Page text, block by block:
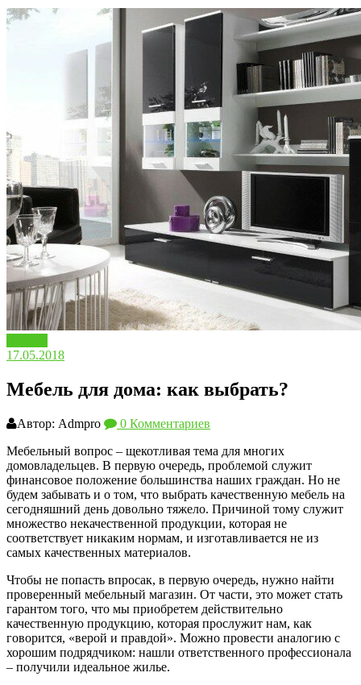
17.05.2018
Мебель для дома: как выбрать?
Автор: Admpro
0 Комментариев
Мебельный вопрос – щекотливая тема для многих
домовладельцев. В первую очередь, проблемой служит
финансовое положение большинства наших граждан. Но не
будем забывать и о том, что выбрать качественную мебель на
сегодняшний день довольно тяжело. Причиной тому служит
множество некачественной продукции, которая не
соответствует никаким нормам, и изготавливается не из
самых качественных материалов.
Чтобы не попасть впросак, в первую очередь, нужно найти
проверенный мебельный магазин. От части, это может стать
гарантом того, что мы приобретем действительно
качественную продукцию, которая прослужит нам, как
говорится, «верой и правдой». Можно провести аналогию с
хорошим подрядчиком: нашли ответственного профессионала
– получили идеальное жилье.